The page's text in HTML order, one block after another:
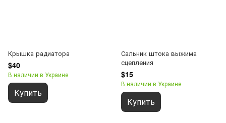
Крышка радиатора
$40
В наличии в Украине
Купить
Сальник штока выжима
сцепления
$15
В наличии в Украине
Купить